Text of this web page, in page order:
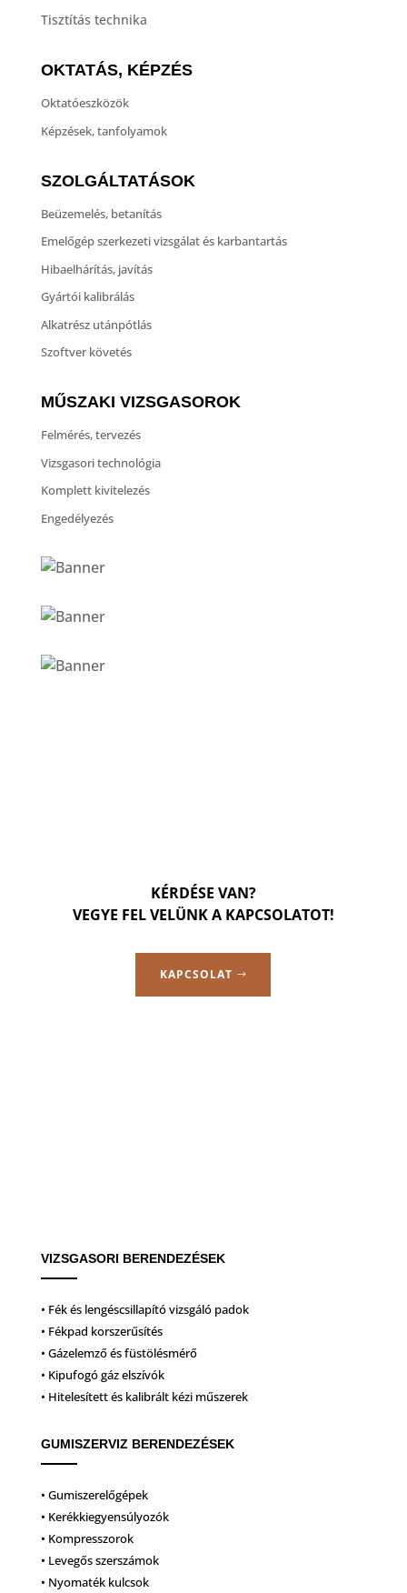
Tisztítás technika
OKTATÁS, KÉPZÉS
Oktatóeszközök
Képzések, tanfolyamok
SZOLGÁLTATÁSOK
Beüzemelés, betanítás
Emelőgép szerkezeti vizsgálat és karbantartás
Hibaelhárítás, javítás
Gyártói kalibrálás
Alkatrész utánpótlás
Szoftver követés
MŰSZAKI VIZSGASOROK
Felmérés, tervezés
Vizsgasori technológia
Komplett kivitelezés
Engedélyezés
KÉRDÉSE VAN?
VEGYE FEL VELÜNK A KAPCSOLATOT!
KAPCSOLAT
VIZSGASORI BERENDEZÉSEK
• Fék és lengéscsillapító vizsgáló padok
• Fékpad korszerűsítés
• Gázelemző és füstölésmérő
• Kipufogó gáz elszívók
• Hitelesített és kalibrált kézi műszerek
GUMISZERVIZ BERENDEZÉSEK
• Gumiszerelőgépek
• Kerékkiegyensúlyozók
• Kompresszorok
• Levegős szerszámok
• Nyomaték kulcsok